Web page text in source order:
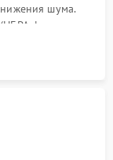
шума.
фильтров,
разъемов и